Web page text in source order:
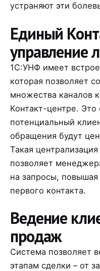
устраняют эти
Единый
управление
1С:УНФ имеет
которая позволяет
множества каналов
Контакт-центре. Это
потенциальный
обращения будут
Такая
позволяет
на запросы, повышая
первого контакта.
Ведение
продаж
Система позволяет
этапам сделки – от